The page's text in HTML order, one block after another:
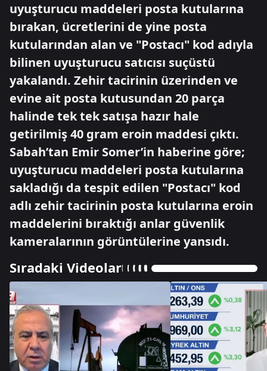
uyuşturucu maddeleri posta kutularına
bırakan, ücretlerini de yine posta
kutularından alan ve "Postacı" kod adıyla
bilinen uyuşturucu satıcısı suçüstü
yakalandı. Zehir tacirinin üzerinden ve
evine ait posta kutusundan 20 parça
halinde tek tek satışa hazır hale
getirilmiş 40 gram eroin maddesi çıktı.
Sabah’tan Emir Somer’in haberine göre;
uyuşturucu maddeleri posta kutularına
sakladığı da tespit edilen "Postacı" kod
adlı zehir tacirinin posta kutularına eroin
maddelerini bıraktığı anlar güvenlik
kameralarının görüntülerine yansıdı.
Sıradaki Videolar